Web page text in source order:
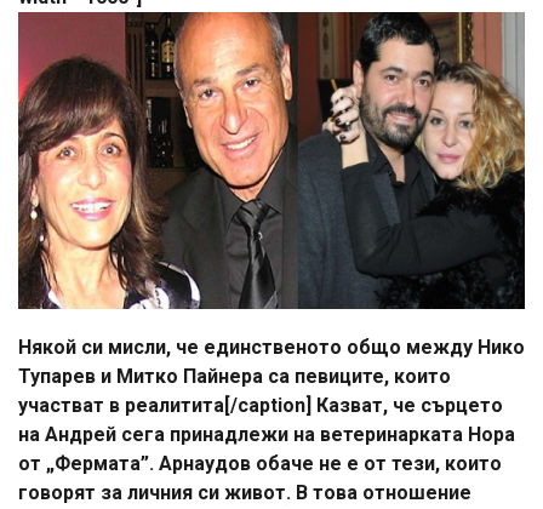
Някой си мисли, че единственото общо между Нико
Тупарев и Митко Пайнера са певиците, които
участват в реалитита[/caption] Казват, че сърцето
на Андрей сега принадлежи на ветеринарката Нора
от „Фермата”. Арнаудов обаче не е от тези, които
говорят за личния си живот. В това отношение